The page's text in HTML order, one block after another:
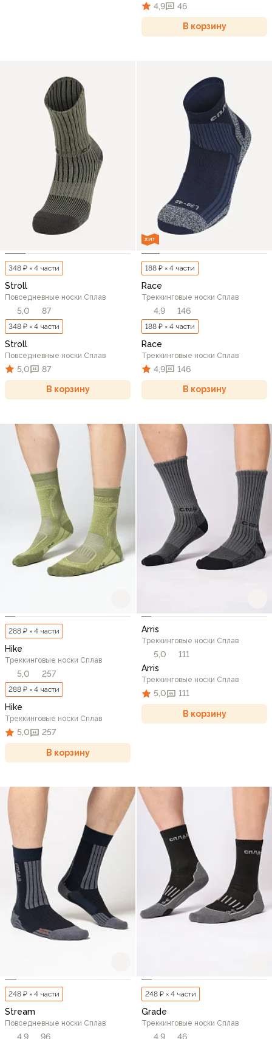
4,9 46
В корзину
348 ₽ × 4 части
Stroll
Повседневные носки Сплав
5,0 87
348 ₽ × 4 части
Stroll
Повседневные носки Сплав
5,0 87
В корзину
ХИТ
188 ₽ × 4 части
Race
Треккинговые носки Сплав
4,9 146
188 ₽ × 4 части
Race
Треккинговые носки Сплав
4,9 146
В корзину
288 ₽ × 4 части
Hike
Треккинговые носки Сплав
5,0 257
288 ₽ × 4 части
Hike
Треккинговые носки Сплав
5,0 257
В корзину
Arris
Треккинговые носки Сплав
5,0
111
Arris
Треккинговые носки Сплав
5,0 111
В корзину
248 ₽ × 4 части
Stream
Повседневные носки Сплав
4,9 96
248 ₽ × 4 части
Grade
Треккинговые носки Сплав
4,9 46